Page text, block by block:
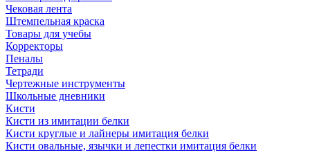
Чековая лента
Штемпельная краска
Товары для учебы
Корректоры
Пеналы
Тетради
Чертежные инструменты
Школьные дневники
Кисти
Кисти из имитации белки
Кисти круглые и лайнеры имитация белки
Кисти овальные, язычки и лепестки имитация белки